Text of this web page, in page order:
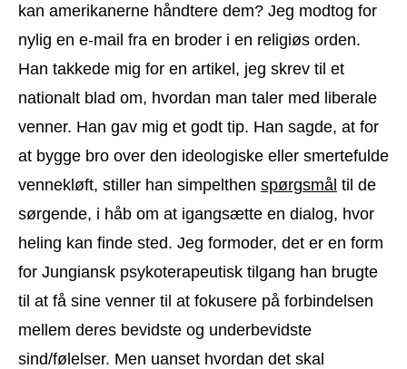
kan amerikanerne håndtere dem? Jeg modtog for
nylig en e-mail fra en broder i en religiøs orden.
Han takkede mig for en artikel, jeg skrev til et
nationalt blad om, hvordan man taler med liberale
venner. Han gav mig et godt tip. Han sagde, at for
at bygge bro over den ideologiske eller smertefulde
vennekløft, stiller han simpelthen spørgsmål til de
sørgende, i håb om at igangsætte en dialog, hvor
heling kan finde sted. Jeg formoder, det er en form
for Jungiansk psykoterapeutisk tilgang han brugte
til at få sine venner til at fokusere på forbindelsen
mellem deres bevidste og underbevidste
sind/følelser. Men uanset hvordan det skal